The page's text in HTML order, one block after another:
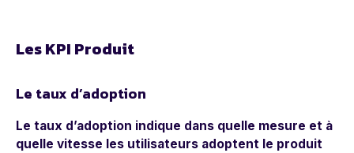
Les KPI Produit
Le taux d’adoption
Le taux d’adoption indique dans quelle mesure et à
quelle vitesse les utilisateurs adoptent le produit